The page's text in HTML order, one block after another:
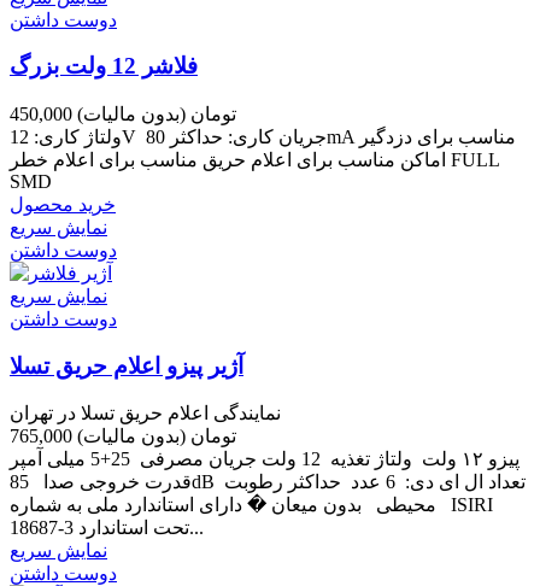
دوست داشتن
فلاشر 12 ولت بزرگ
450,000 تومان (بدون مالیات)
ولتاژ کاری: 12V جریان کاری: حداکثر 80mA مناسب برای دزدگیر
اماکن مناسب برای اعلام حریق مناسب برای اعلام خطر FULL
SMD
خرید محصول
نمایش سریع
دوست داشتن
نمایش سریع
دوست داشتن
آژیر پیزو اعلام حریق تسلا
نمایندگی اعلام حریق تسلا در تهران
765,000 تومان (بدون مالیات)
پیزو ۱۲ ولت ولتاژ تغذیه 12 ولت جریان مصرفی 25+5 میلی آمپر
قدرت خروجی صدا 85dB تعداد ال ای دی: 6 عدد حداكثر رطوبت
محیطی بدون میعان � دارای استاندارد ملی به شماره ISIRI
18687-3 تحت استاندارد...
نمایش سریع
دوست داشتن